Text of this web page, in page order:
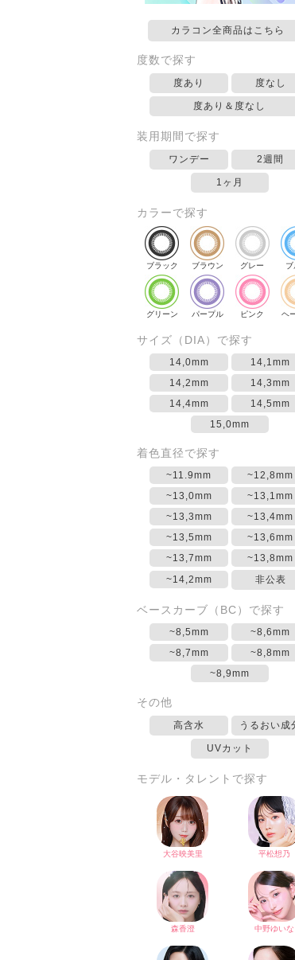
カラコン全商品はこちら
度数で探す
度あり 度なし
度あり＆度なし
装用期間で探す
ワンデー 2週間
1ヶ月
カラーで探す
ブラック ブラウン グレー ブ
グリーン パープル ピンク ヘ
サイズ（DIA）で探す
14,0mm
14,1mm
14,2mm
14,3mm
14,4mm
14,5mm
15,0mm
着色直径で探す
~11.9mm
~12,8mm
~13,0mm
~13,1mm
~13,3mm
~13,4mm
~13,5mm
~13,6mm
~13,7mm
~13,8mm
~14,2mm
非公表
ベースカーブ（BC）で探す
~8,5mm
~8,6mm
~8,7mm
~8,8mm
~8,9mm
その他
高含水 うるおい成
UVカット
モデル・タレントで探す